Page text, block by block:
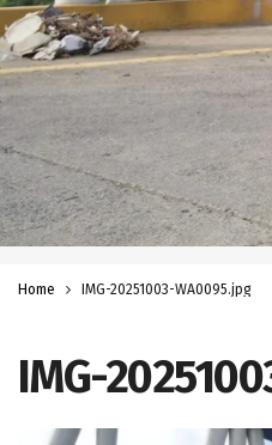
Home IMG-20251003-WA0095.jpg
IMG-